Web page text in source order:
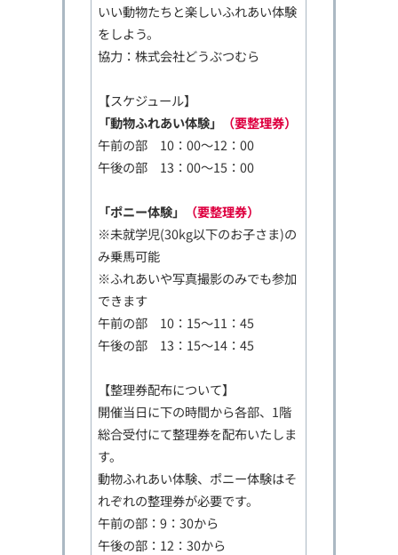
いい動物たちと楽しいふれあい体験
をしよう。
協力：株式会社どうぶつむら
【スケジュール】
「動物ふれあい体験」
（要整理券）
午前の部 10：00～12：00
午後の部 13：00～15：00
「ポニー体験」
（要整理券）
※未就学児(30kg以下のお子さま)の
み乗馬可能
※ふれあいや写真撮影のみでも参加
できます
午前の部 10：15～11：45
午後の部 13：15～14：45
【整理券配布について】
開催当日に下の時間から各部、1階
総合受付にて整理券を配布いたしま
す。
動物ふれあい体験、ポニー体験はそ
れぞれの整理券が必要です。
午前の部：9：30から
午後の部：12：30から